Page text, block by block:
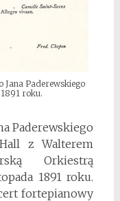
Jana Paderewskiego
roku.
Paderewskiego
z Walterem
Orkiestrą
1891 roku.
fortepianowy